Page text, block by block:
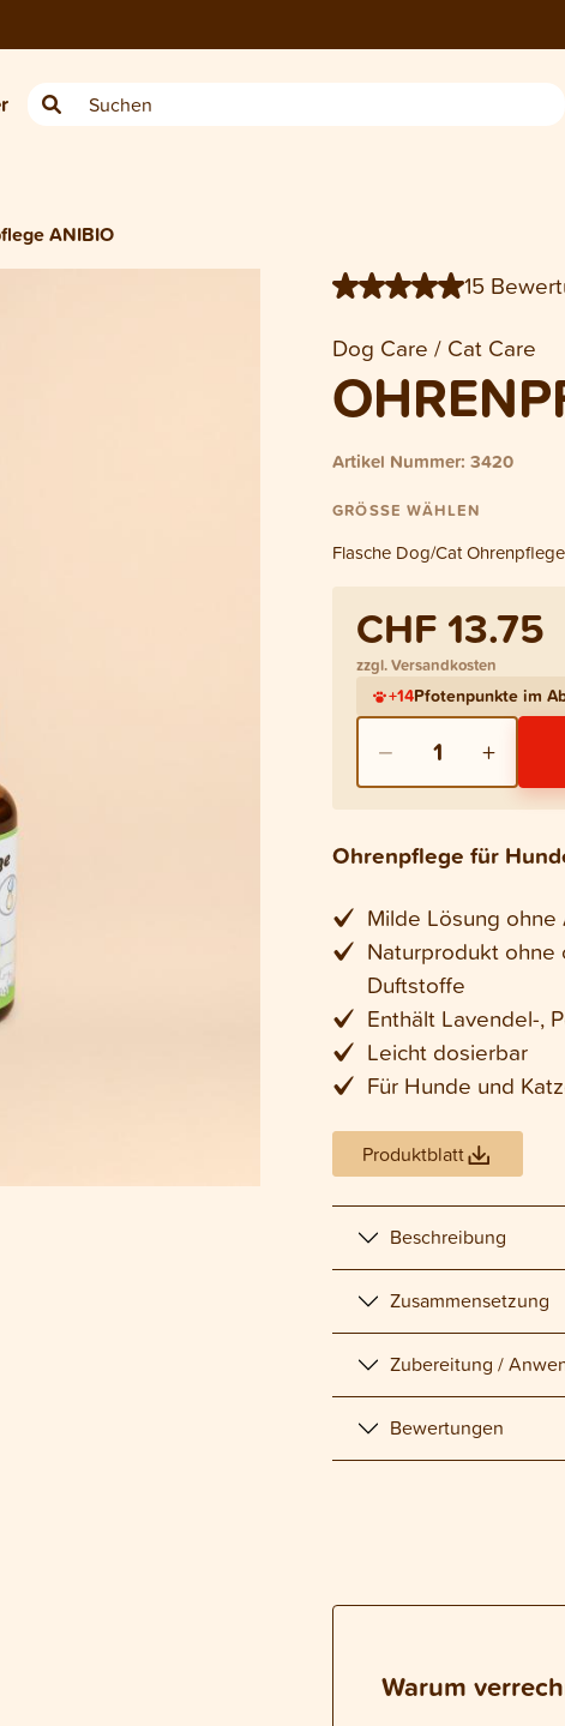
Flasche Dog/Cat Ohrenpflege
ANIBIO
15
Dog Care / Cat Care
Artikel Nummer: 3420
GRÖSSE WÄHLEN
Flasche Dog/Cat
CHF 13.75
zzgl. Versandkosten
+14Pfotenpunkte im
− 1 +
Ohrenpflege für
Milde Lösung ohne
Naturprodukt ohne
Duftstoffe
Enthält Lavendel-,
Leicht dosierbar
Für Hunde und
Produktblatt
Beschreibung
Zusammensetzung
Zubereitung /
Bewertungen
Warum